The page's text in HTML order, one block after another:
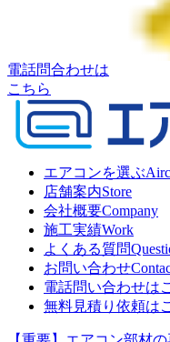
電話問合わせは
こちら
エアコンを選ぶ
店舗案内Store
会社概要Company
施工実績Work
よくある質問
お問い合わせ
電話問い合わせは
無料見積り依頼は